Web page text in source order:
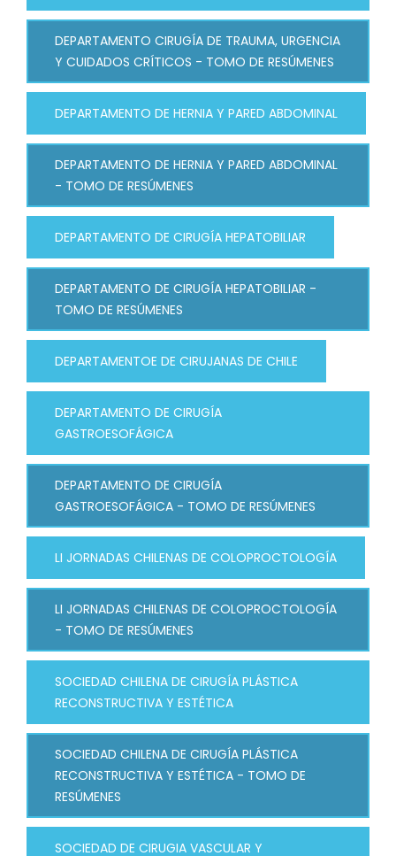
DEPARTAMENTO CIRUGÍA DE TRAUMA, URGENCIA
Y CUIDADOS CRÍTICOS - TOMO DE RESÚMENES
DEPARTAMENTO DE HERNIA Y PARED ABDOMINAL
DEPARTAMENTO DE HERNIA Y PARED ABDOMINAL
- TOMO DE RESÚMENES
DEPARTAMENTO DE CIRUGÍA HEPATOBILIAR
DEPARTAMENTO DE CIRUGÍA HEPATOBILIAR -
TOMO DE RESÚMENES
DEPARTAMENTOE DE CIRUJANAS DE CHILE
DEPARTAMENTO DE CIRUGÍA
GASTROESOFÁGICA
DEPARTAMENTO DE CIRUGÍA
GASTROESOFÁGICA - TOMO DE RESÚMENES
LI JORNADAS CHILENAS DE COLOPROCTOLOGÍA
LI JORNADAS CHILENAS DE COLOPROCTOLOGÍA
- TOMO DE RESÚMENES
SOCIEDAD CHILENA DE CIRUGÍA PLÁSTICA
RECONSTRUCTIVA Y ESTÉTICA
SOCIEDAD CHILENA DE CIRUGÍA PLÁSTICA
RECONSTRUCTIVA Y ESTÉTICA - TOMO DE
RESÚMENES
SOCIEDAD DE CIRUGIA VASCULAR Y